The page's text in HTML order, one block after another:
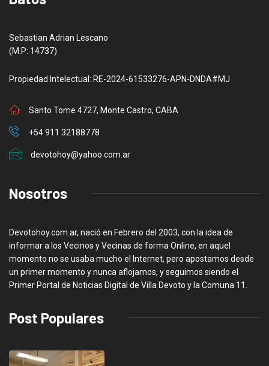
Sebastian Adrian Lescano
(M.P: 14737)
Propiedad Intelectual: RE-2024-61533276-APN-DNDA#MJ
Santo Tome 4727, Monte Castro, CABA
+54 911 32188778
devotohoy@yahoo.com.ar
Nosotros
Devotohoy.com.ar, nació en Febrero del 2003, con la idea de
informar a los Vecinos y Vecinas de forma Online, en aquel
momento no se usaba mucho el Internet, pero apostamos desde
un primer momento y nunca aflojamos, y seguimos siendo el
Primer Portal de Noticias Digital de Villa Devoto y la Comuna 11.
Post Populares